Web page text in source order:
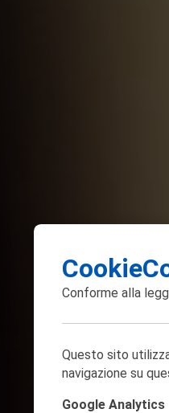
Conforme alla
Questo sito
navigazione su
Google Analytics